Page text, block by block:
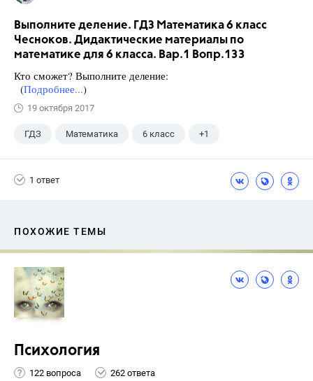
Выполните деление. ГДЗ Математика 6 класс
Чесноков. Дидактические материалы по
математике для 6 класса. Вар.1 Вопр.133
Кто сможет? Выполните деление:
(Подробнее...)
19 октября 2017
ГДЗ Математика 6 класс +1
1 ответ
ПОХОЖИЕ ТЕМЫ
Психология
122 вопроса 262 ответа